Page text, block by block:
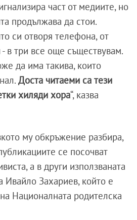
част от медиите, но
продължава да стои.
си отворя телефона, от
в три все още съществувам.
да има такива, които
Доста читаеми са тези
хиляди хора“, казва
му обкръжение разбира,
се посочват
а в други използваната
Ивайло Захариев, който е
Националната родителска